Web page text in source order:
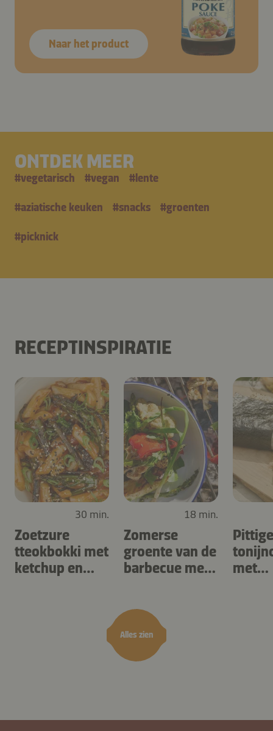
Naar het product
ONTDEK MEER
#vegetarisch #vegan #lente
#aziatische keuken #snacks #groenten
#picknick
RECEPTINSPIRATIE
Alles zien
30 min.
Zoetzure
tteokbokki met
ketchup en
18 min.
Zomerse
groente van de
barbecue met
Pittige
met